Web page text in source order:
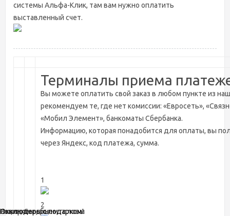
Акции, Скидки
Измеряем объем головы
Новинки
Окклюдеры с подарком!
системы Альфа-Клик, там вам нужно оплатить
выставленный счет.
Терминалы приема
Вы можете оплатить свой заказ в любом пункте из
рекомендуем те, где нет комиссии: «Евросеть»,
«Мобил Элемент», банкоматы Сбербанка.
Информацию, которая понадобится для оплаты, вы
через Яндекс, код платежа, сумма.
1
2